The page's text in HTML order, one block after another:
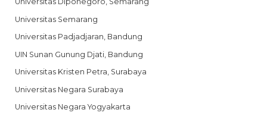
Universitas Semarang
Universitas Padjadjaran, Bandung
UIN Sunan Gunung Djati, Bandung
Universitas Kristen Petra, Surabaya
Universitas Negara Surabaya
Universitas Negara Yogyakarta